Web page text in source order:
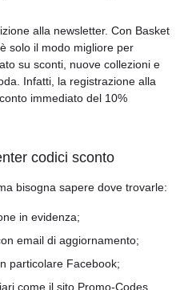
alla newsletter. Con Basket
solo il modo migliore per
su sconti, nuove collezioni e
Infatti, la registrazione alla
immediato del 10%
codici sconto
bisogna sapere dove trovarle:
in evidenza;
email di aggiornamento;
particolare Facebook;
come il sito Promo-Codes.